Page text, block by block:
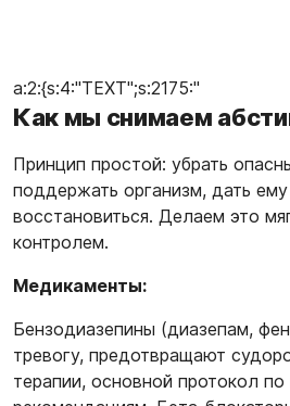
a:2:{s:4:"TEXT";s:2175:"
Как мы снимаем
Принцип простой: убрать
поддержать организм, дать
восстановиться. Делаем это
контролем.
Медикаменты:
Бензодиазепины (диазепам,
тревогу, предотвращают
терапии, основной протокол по